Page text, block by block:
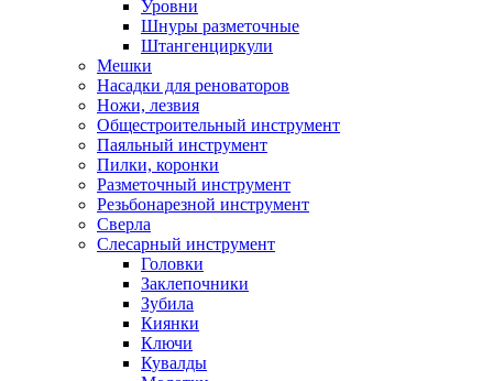
Уровни
Шнуры разметочные
Штангенциркули
Мешки
Насадки для реноваторов
Ножи, лезвия
Общестроительный инструмент
Паяльный инструмент
Пилки, коронки
Разметочный инструмент
Резьбонарезной инструмент
Сверла
Слесарный инструмент
Головки
Заклепочники
Зубила
Киянки
Ключи
Кувалды